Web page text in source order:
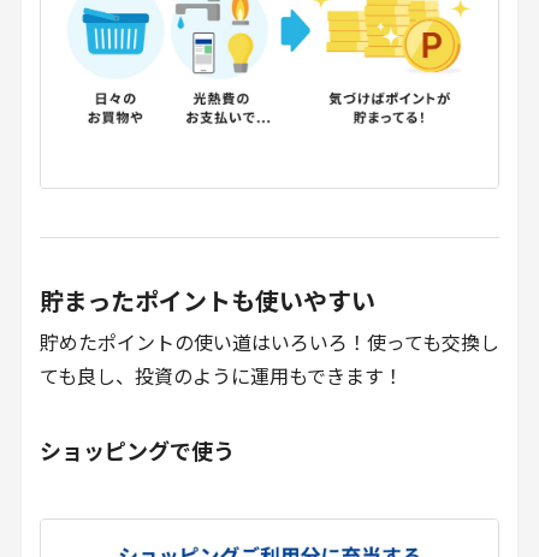
貯まったポイントも使いやすい
貯めたポイントの使い道はいろいろ！使っても交換し
ても良し、投資のように運用もできます！
ショッピングで使う